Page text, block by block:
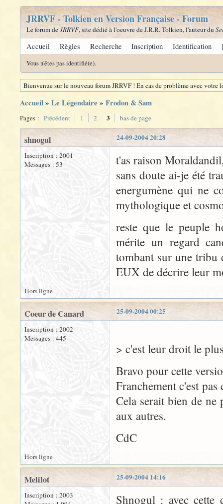
JRRVF - Tolkien en Version Française - Forum
Le forum deJRRVF, site dédié à l'oeuvre de J.R.R. Tolkien, l'auteur du
Accueil Règles Recherche Inscription Identification
Vous n'êtes pas identifié(e).
Bienvenue sur le nouveau forum JRRVF ! En cas de problème avec
Accueil» Le Légendaire » Frodon & Sam
Pages : Précédent 1 2 3 bas de page
24-09-2004 20:28
shnogul
Inscription : 2001
Messages : 53
t'as raison
sans doute ai-je été
energumène qui ne
mythologique et
reste que le peuple
mérite un regard
tombant sur une tribu
EUX de décrire leur
Hors ligne
25-09-2004 00:25
Coeur de Canard
Inscription : 2002
Messages : 445
> c'est leur droit le
Bravo pour cette
Franchement c'est
Cela serait bien de ne
aux autres.
CdC
Hors ligne
25-09-2004 14:16
Melilot
Inscription : 2003
Shnogul : avec cette